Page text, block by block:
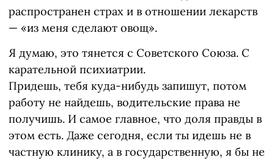
распространен страх и в отношении лекарств
— «из меня сделают овощ».
Я думаю, это тянется с Советского Союза. С
карательной психиатрии.
Придешь, тебя куда-нибудь запишут, потом
работу не найдешь, водительские права не
получишь. И самое главное, что доля правды в
этом есть. Даже сегодня, если ты идешь не в
частную клинику, а в государственную, я бы не